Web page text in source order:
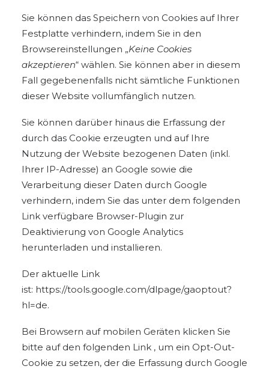
Sie können das Speichern von Cookies auf Ihrer
Festplatte verhindern, indem Sie in den
Browsereinstellungen „Keine Cookies
akzeptieren“ wählen. Sie können aber in diesem
Fall gegebenenfalls nicht sämtliche Funktionen
dieser Website vollumfänglich nutzen.
Sie können darüber hinaus die Erfassung der
durch das Cookie erzeugten und auf Ihre
Nutzung der Website bezogenen Daten (inkl.
Ihrer IP-Adresse) an Google sowie die
Verarbeitung dieser Daten durch Google
verhindern, indem Sie das unter dem folgenden
Link verfügbare Browser-Plugin zur
Deaktivierung von Google Analytics
herunterladen und installieren.
Der aktuelle Link
ist: https://tools.google.com/dlpage/gaoptout?
hl=de.
Bei Browsern auf mobilen Geräten klicken Sie
bitte auf den folgenden Link , um ein Opt-Out-
Cookie zu setzen, der die Erfassung durch Google